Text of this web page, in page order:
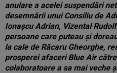
anulare a acelei suspendări
desemnării unui Consiliu de
Ionașcu Adrian, Vizental
persoane care puteau și
la cale de Răcaru Gheorghe,
prosperei afaceri Blue Air
colaboratoare a sa mai veche